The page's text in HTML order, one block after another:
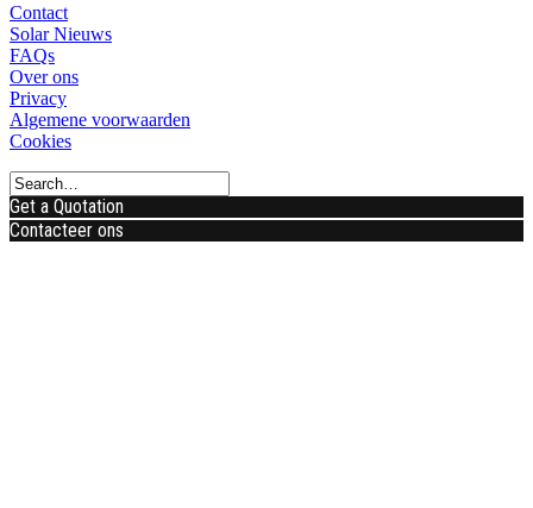
Contact
Solar Nieuws
FAQs
Over ons
Privacy
Algemene voorwaarden
Cookies
Get a Quotation
Contacteer ons